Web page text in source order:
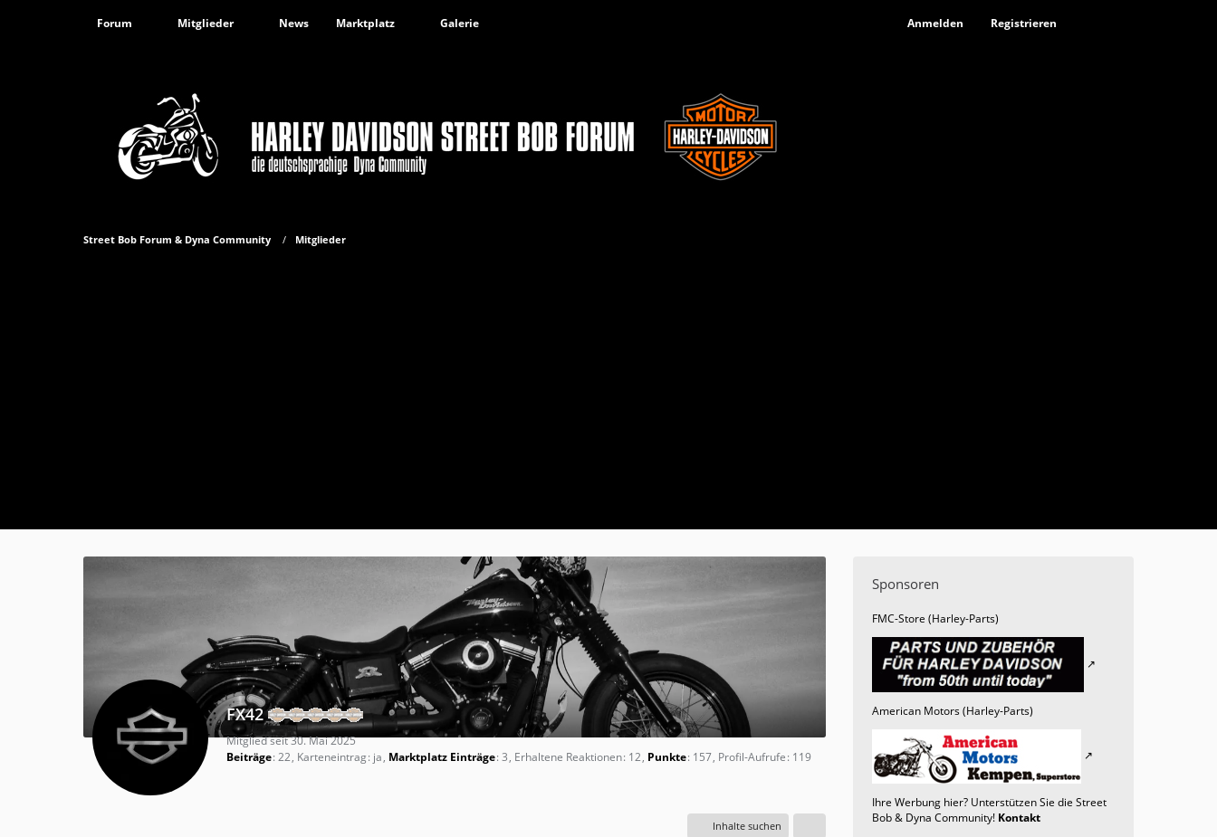
Forum Mitglieder News Marktplatz Galerie Anmelden Registrieren
Street Bob Forum & Dyna Community Mitglieder
FX42
Mitglied seit 30. Mai 2025
Beiträge 22 Karteneintrag ja Marktplatz Einträge 3 Erhaltene Reaktionen 12 Punkte 157 Profil-Aufrufe 119
Inhalte suchen
Sponsoren
FMC-Store (Harley-Parts)
American Motors (Harley-Parts)
Ihre Werbung hier? Unterstützen Sie die Street
Bob & Dyna Community! Kontakt